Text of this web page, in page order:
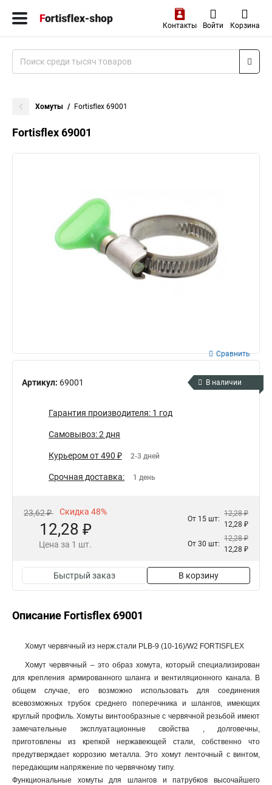
Контакты Войти Корзина
Хомуты Fortisflex 69001
Fortisflex 69001
Артикул: 69001
Сравнить
В наличии
Гарантия производителя: 1 год
Самовывоз: 2 дня
Курьером от 490 ₽ 2-3 дней
Срочная доставка: 1 день
23,62 ₽ Скидка 48%
12,28 ₽
Цена за 1 шт.
От 15 шт:
12,28 ₽
12,28 ₽
От 30 шт:
12,28 ₽
12,28 ₽
Быстрый заказ В корзину
Описание Fortisflex 69001
Хомут червячный из нерж.стали PLB-9 (10-16)/W2 FORTISFLEX
Хомут червячный – это образ хомута, который специализирован
для крепления армированного шланга и вентиляционного канала. В
общем случае, его возможно использовать для соединения
всевозможных трубок среднего поперечника и шлангов, имеющих
круглый профиль. Хомуты винтообразные с червячной резьбой имеют
замечательные эксплуатационные свойства , долговечны,
приготовлены из крепкой нержавеющей стали, собственно что
предутверждает коррозию металла. Это хомут ленточный с винтом,
передающим напряжение по червячному типу.
Функциональные хомуты для шлангов и патрубков высочайшего